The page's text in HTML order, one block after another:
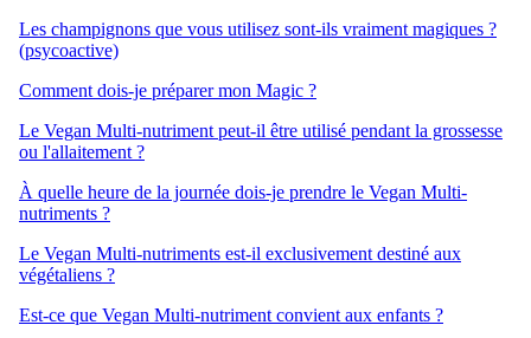
Les champignons que vous utilisez sont-ils vraiment magiques ?
(psycoactive)
Comment dois-je préparer mon Magic ?
Le Vegan Multi-nutriment peut-il être utilisé pendant la grossesse
ou l'allaitement ?
À quelle heure de la journée dois-je prendre le Vegan Multi-
nutriments ?
Le Vegan Multi-nutriments est-il exclusivement destiné aux
végétaliens ?
Est-ce que Vegan Multi-nutriment convient aux enfants ?